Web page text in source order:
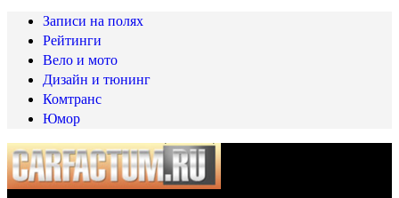
Записи на полях
Рейтинги
Вело и мото
Дизайн и тюнинг
Комтранс
Юмор